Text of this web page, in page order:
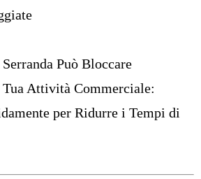
Può Bloccare
Attività Commerciale:
per Ridurre i Tempi di